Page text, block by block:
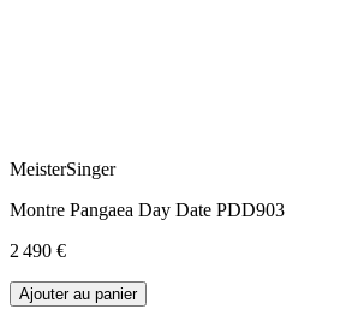
MeisterSinger
Montre Pangaea Day Date PDD903
2 490 €
Ajouter au panier